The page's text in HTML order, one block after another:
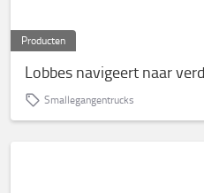
Producten
Lobbes navigeert naar
Smallegangentrucks